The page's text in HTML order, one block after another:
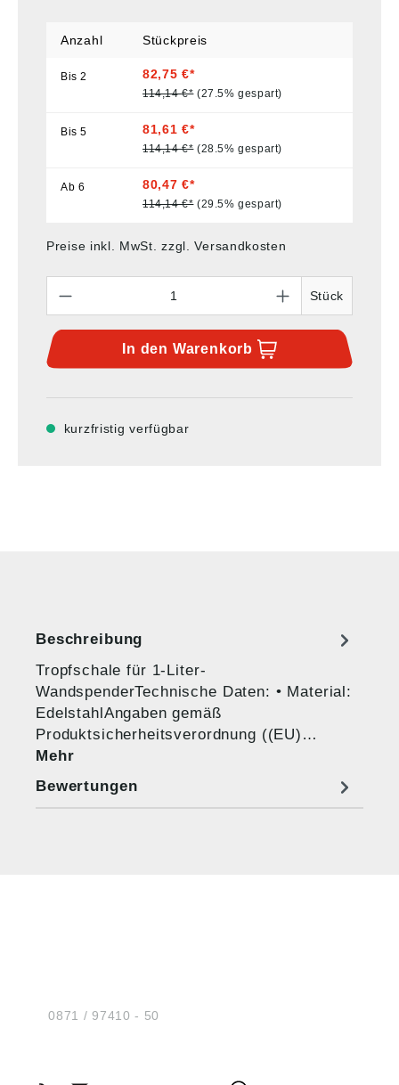
Anzahl Stückpreis
Bis2 82,75 €*
114,14 €* (27.5% gespart)
Bis5 81,61 €*
114,14 €* (28.5% gespart)
Ab 6 80,47 €*
114,14 €* (29.5% gespart)
Preise inkl. MwSt. zzgl. Versandkosten
Stück
In den Warenkorb
kurzfristig verfügbar
Beschreibung
Tropfschale für 1-Liter-
WandspenderTechnische Daten: • Material:
EdelstahlAngaben gemäß
Produktsicherheitsverordnung ((EU)…
Mehr
Bewertungen
Tel.:0871 / 97410 - 50